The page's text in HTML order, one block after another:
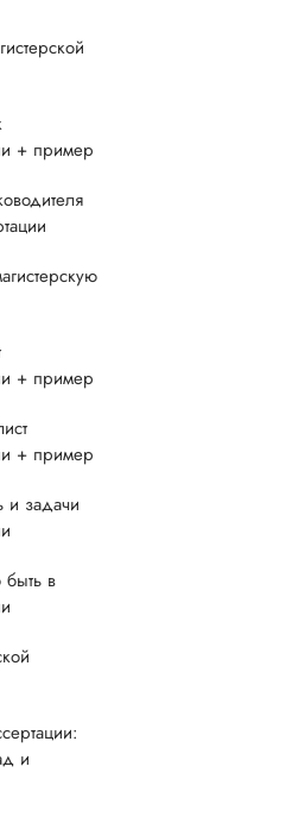
+ пример
+ пример
+ пример
и задачи
в
и